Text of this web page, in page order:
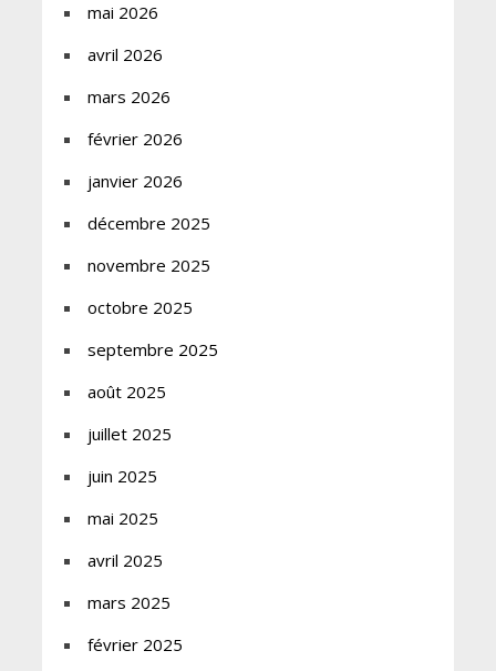
mai 2026
avril 2026
mars 2026
février 2026
janvier 2026
décembre 2025
novembre 2025
octobre 2025
septembre 2025
août 2025
juillet 2025
juin 2025
mai 2025
avril 2025
mars 2025
février 2025